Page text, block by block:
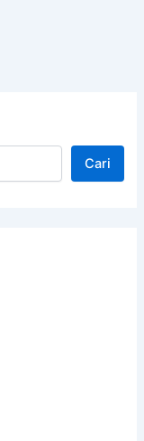
Cari